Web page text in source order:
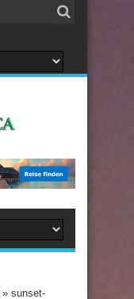
» sunset-